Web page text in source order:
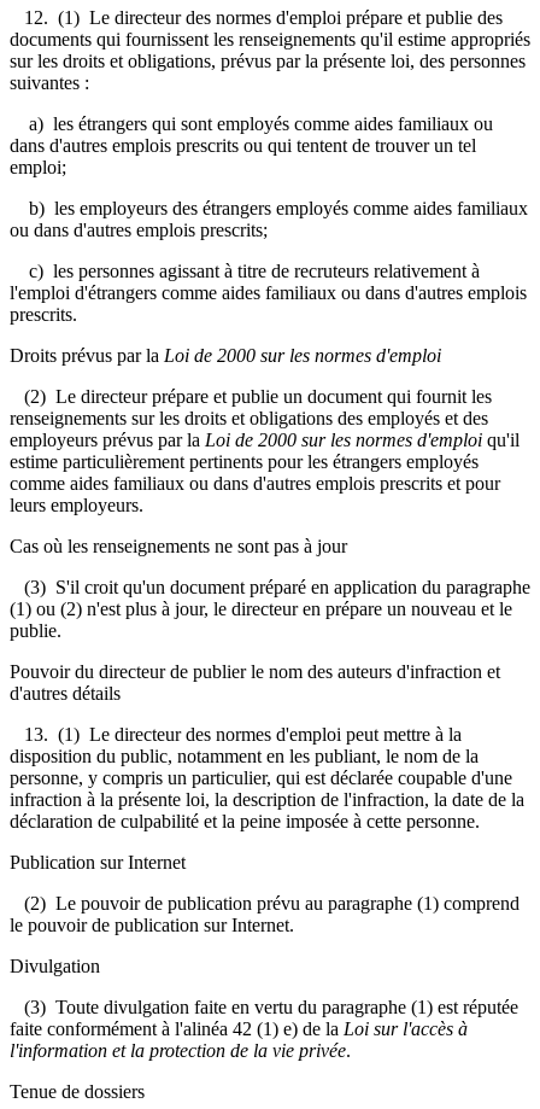
12. (1) Le directeur des normes d'emploi prépare et publie des
documents qui fournissent les renseignements qu'il estime appropriés
sur les droits et obligations, prévus par la présente loi, des personnes
suivantes :
a) les étrangers qui sont employés comme aides familiaux ou
dans d'autres emplois prescrits ou qui tentent de trouver un tel
emploi;
b) les employeurs des étrangers employés comme aides familiaux
ou dans d'autres emplois prescrits;
c) les personnes agissant à titre de recruteurs relativement à
l'emploi d'étrangers comme aides familiaux ou dans d'autres emplois
prescrits.
Droits prévus par la Loi de 2000 sur les normes d'emploi
(2) Le directeur prépare et publie un document qui fournit les
renseignements sur les droits et obligations des employés et des
employeurs prévus par la Loi de 2000 sur les normes d'emploi qu'il
estime particulièrement pertinents pour les étrangers employés
comme aides familiaux ou dans d'autres emplois prescrits et pour
leurs employeurs.
Cas où les renseignements ne sont pas à jour
(3) S'il croit qu'un document préparé en application du paragraphe
(1) ou (2) n'est plus à jour, le directeur en prépare un nouveau et le
publie.
Pouvoir du directeur de publier le nom des auteurs d'infraction et
d'autres détails
13. (1) Le directeur des normes d'emploi peut mettre à la
disposition du public, notamment en les publiant, le nom de la
personne, y compris un particulier, qui est déclarée coupable d'une
infraction à la présente loi, la description de l'infraction, la date de la
déclaration de culpabilité et la peine imposée à cette personne.
Publication sur Internet
(2) Le pouvoir de publication prévu au paragraphe (1) comprend
le pouvoir de publication sur Internet.
Divulgation
(3) Toute divulgation faite en vertu du paragraphe (1) est réputée
faite conformément à l'alinéa 42 (1) e) de la Loi sur l'accès à
l'information et la protection de la vie privée.
Tenue de dossiers